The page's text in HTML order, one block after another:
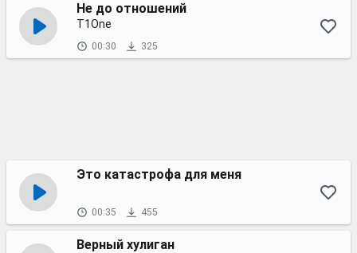
Не до отношений
T1One
00:30 325
Это катастрофа для меня
00:35 455
Верный хулиган